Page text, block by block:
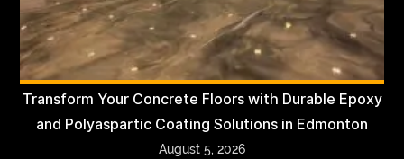
Transform Your Concrete Floors with Durable Epoxy
and Polyaspartic Coating Solutions in Edmonton
August 5, 2026